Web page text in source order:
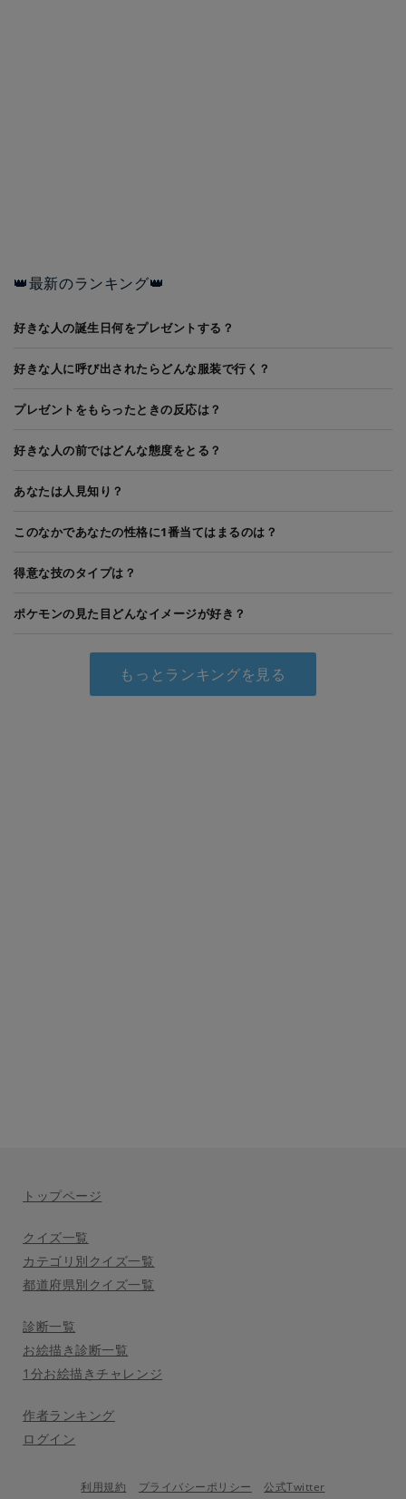
👑最新のランキング👑
好きな人の誕生日何をプレゼントする？
好きな人に呼び出されたらどんな服装で行く？
プレゼントをもらったときの反応は？
好きな人の前ではどんな態度をとる？
あなたは人見知り？
このなかであなたの性格に1番当てはまるのは？
得意な技のタイプは？
ポケモンの見た目どんなイメージが好き？
もっとランキングを見る
トップページ
クイズ一覧
カテゴリ別クイズ一覧
都道府県別クイズ一覧
診断一覧
お絵描き診断一覧
1分お絵描きチャレンジ
作者ランキング
ログイン
利用規約 プライバシーポリシー 公式Twitter